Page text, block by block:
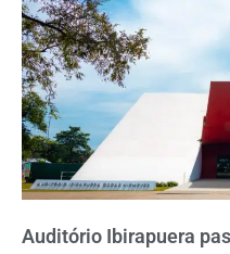
Auditório Ibirapuera